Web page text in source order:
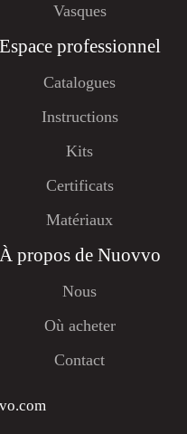
Vasques
Espace professionnel
Catalogues
Instructions
Kits
Certificats
Matériaux
À propos de Nuovvo
Nous
Où acheter
Contact